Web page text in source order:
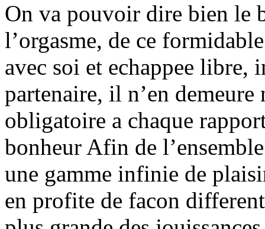
On va pouvoir dire bien le
l’orgasme, de ce
avec soi et echappee libre,
partenaire, il n’en
obligatoire a chaque
bonheur Afin de
une gamme infinie de
en profite de facon